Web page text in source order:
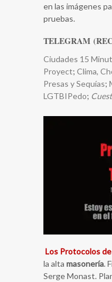
en las imágenes
pruebas.
TELEGRAM
Ciudades 15
Proyect; Clima,
Presas y Sequías;
LGTBIPedo;
Los Protocolos
la alta masonería.
Serge Monast.